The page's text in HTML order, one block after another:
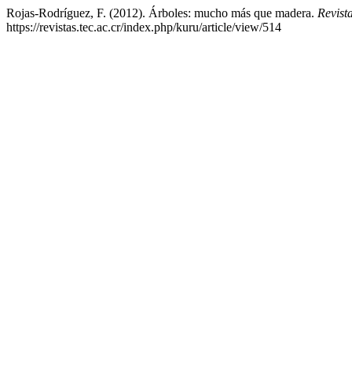
Rojas-Rodríguez, F. (2012). Árboles: mucho más que madera.
https://revistas.tec.ac.cr/index.php/kuru/article/view/514